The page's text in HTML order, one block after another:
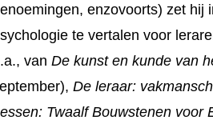
enzovoorts) zet hij
te vertalen voor
van De kunst en kunde van
De leraar:
Twaalf Bouwstenen voor